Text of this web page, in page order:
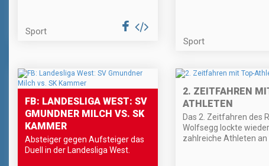
Sport
Sport
FB: LANDESLIGA WEST: SV
GMUNDNER MILCH VS. SK
KAMMER
Absteiger gegen Aufsteiger das
Duell in der Landesliga West.
2. ZEITFAHREN
ATHLETEN
Das 2. Zeitfahren des
Wolfsegg lockte wieder
zahlreiche Athleten an